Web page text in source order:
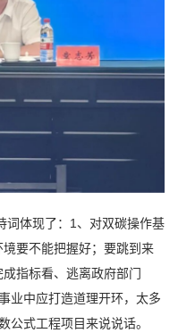
词体现了：1、对双碳操作基
要不能把握好；要跳到来
指标看、逃离政府部门
业中应打造道理开环，太多
公式工程项目来说说话。